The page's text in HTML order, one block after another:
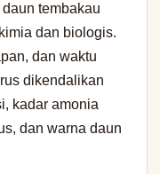
tembakau
dan biologis.
dan waktu
dikendalikan
kadar amonia
dan warna daun